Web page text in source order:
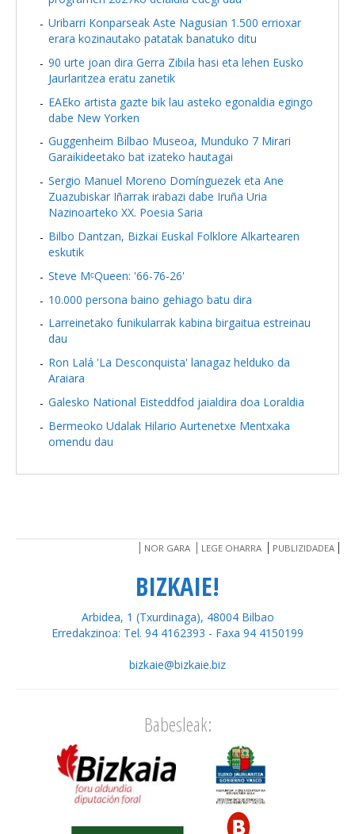
Uribarri Konparseak Aste Nagusian 1.500 errioxar
erara kozinautako patatak banatuko ditu
90 urte joan dira Gerra Zibila hasi eta lehen Eusko
Jaurlaritzea eratu zanetik
EAEko artista gazte bik lau asteko egonaldia egingo
dabe New Yorken
Guggenheim Bilbao Museoa, Munduko 7 Mirari
Garaikideetako bat izateko hautagai
Sergio Manuel Moreno Domínguezek eta Ane
Zuazubiskar Iñarrak irabazi dabe Iruña Uria
Nazinoarteko XX. Poesia Saria
Bilbo Dantzan, Bizkai Euskal Folklore Alkartearen
eskutik
Steve MᶜQueen: '66-76-26'
10.000 persona baino gehiago batu dira
Larreinetako funikularrak kabina birgaitua estreinau
dau
Ron Lalá 'La Desconquista' lanagaz helduko da
Araiara
Galesko National Eisteddfod jaialdira doa Loraldia
Bermeoko Udalak Hilario Aurtenetxe Mentxaka
omendu dau
NOR GARA LEGE OHARRA PUBLIZIDADEA
BIZKAIE!
Arbidea, 1 (Txurdinaga), 48004 Bilbao
Erredakzinoa: Tel. 94 4162393 - Faxa 94 4150199
bizkaie@bizkaie.biz
Babesleak: